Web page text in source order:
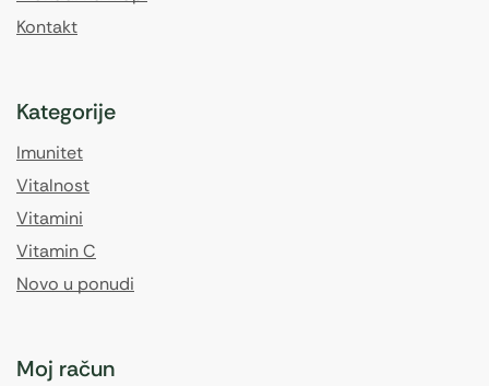
Kontakt
Kategorije
Imunitet
Vitalnost
Vitamini
Vitamin C
Novo u ponudi
Moj račun